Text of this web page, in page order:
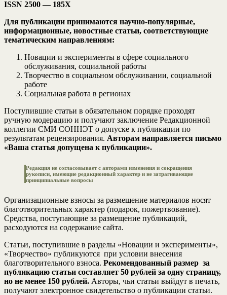
ISSN 2500 — 185Х
Для публикации принимаются научно-популярные,
информационные, новостные статьи, соответствующие
тематическим направлениям:
Новации и эксперименты в сфере социального
обслуживания, социальной работы
Творчество в социальном обслуживании, социальной
работе
Социальная работа в регионах
Поступившие статьи в обязательном порядке проходят
ручную модерацию и получают заключение Редакционной
коллегии СМИ СОННЭТ о допуске к публикации по
результатам рецензирования. Авторам направляется письмо
«Ваша статья допущена к публикации».
Редакция не согласовывает с авторами изменения и сокращения
рукописи, имеющие редакционный характер и не затрагивающие
принципиальные вопросы
Организационные взносы за размещение материалов носят
благотворительных характер (подарок, пожертвование).
Средства, поступающие за размещение публикаций,
расходуются на содержание сайта.
Статьи, поступившие в разделы «Новации и эксперименты»,
«Творчество» публикуются при условии внесения
благотворительного взноса. Рекомендованный размер за
публикацию статьи составляет 50 рублей за одну страницу,
но не менее 150 рублей. Авторы, чьи статьи выйдут в печать,
получают электронное свидетельство о публикации статьи.